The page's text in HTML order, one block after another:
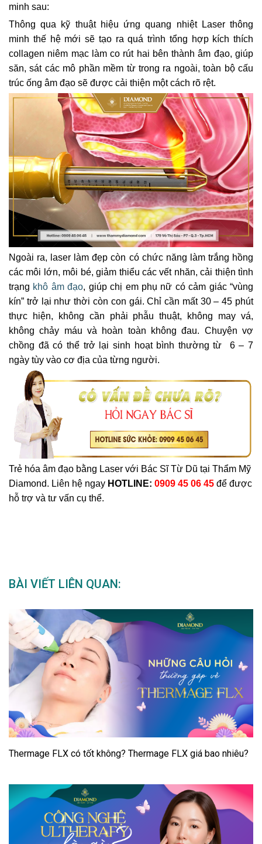
minh sau:
Thông qua kỹ thuật hiệu ứng quang nhiệt Laser thông
minh thế hệ mới sẽ tạo ra quá trình tổng hợp kích thích
collagen niêm mạc làm co rút hai bên thành âm đạo, giúp
săn, sát các mô phần mềm từ trong ra ngoài, toàn bộ cấu
trúc ống âm đạo sẽ được cải thiện một cách rõ rệt.
Ngoài ra, laser làm đẹp còn có chức năng làm trắng hồng
các môi lớn, môi bé, giảm thiểu các vết nhăn, cải thiện tình
trạng khô âm đạo, giúp chị em phụ nữ có cảm giác “vùng
kín” trở lại như thời còn con gái. Chỉ cần mất 30 – 45 phút
thực hiện, không cần phải phẫu thuật, không may vá,
không chảy máu và hoàn toàn không đau. Chuyện vợ
chồng đã có thể trở lại sinh hoạt bình thường từ 6 – 7
ngày tùy vào cơ địa của từng người.
Trẻ hóa âm đạo bằng Laser với Bác Sĩ Từ Dũ tại Thẩm Mỹ
Diamond. Liên hệ ngay HOTLINE: 0909 45 06 45 để được
hỗ trợ và tư vấn cụ thể.
BÀI VIẾT LIÊN QUAN:
Thermage FLX có tốt không? Thermage FLX giá bao nhiêu?